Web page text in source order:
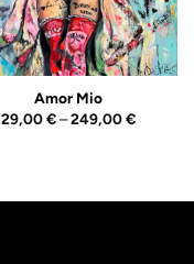
Amor Mio
29,00€ – 249,00€Price